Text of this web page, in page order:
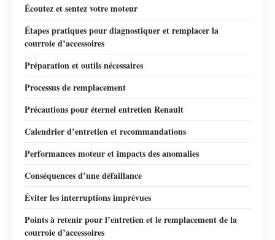
Écoutez et sentez votre moteur
Étapes pratiques pour diagnostiquer et remplacer la
courroie d’accessoires
Préparation et outils nécessaires
Processus de remplacement
Précautions pour éternel entretien Renault
Calendrier d’entretien et recommandations
Performances moteur et impacts des anomalies
Conséquences d’une défaillance
Éviter les interruptions imprévues
Points à retenir pour l’entretien et le remplacement de la
courroie d’accessoires